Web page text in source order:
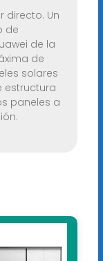
directo. Un
de
de la
de
solares
estructura
paneles a